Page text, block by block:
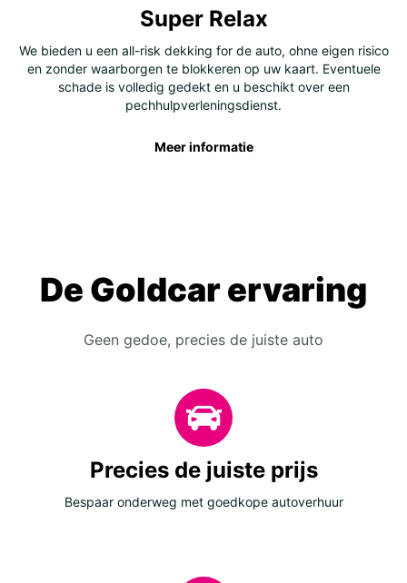
Super Relax
We bieden u een all-risk dekking for de auto, ohne eigen risico
en zonder waarborgen te blokkeren op uw kaart. Eventuele
schade is volledig gedekt en u beschikt over een
pechhulpverleningsdienst.
Meer informatie
De Goldcar ervaring
Geen gedoe, precies de juiste auto
Precies de juiste prijs
Bespaar onderweg met goedkope autoverhuur